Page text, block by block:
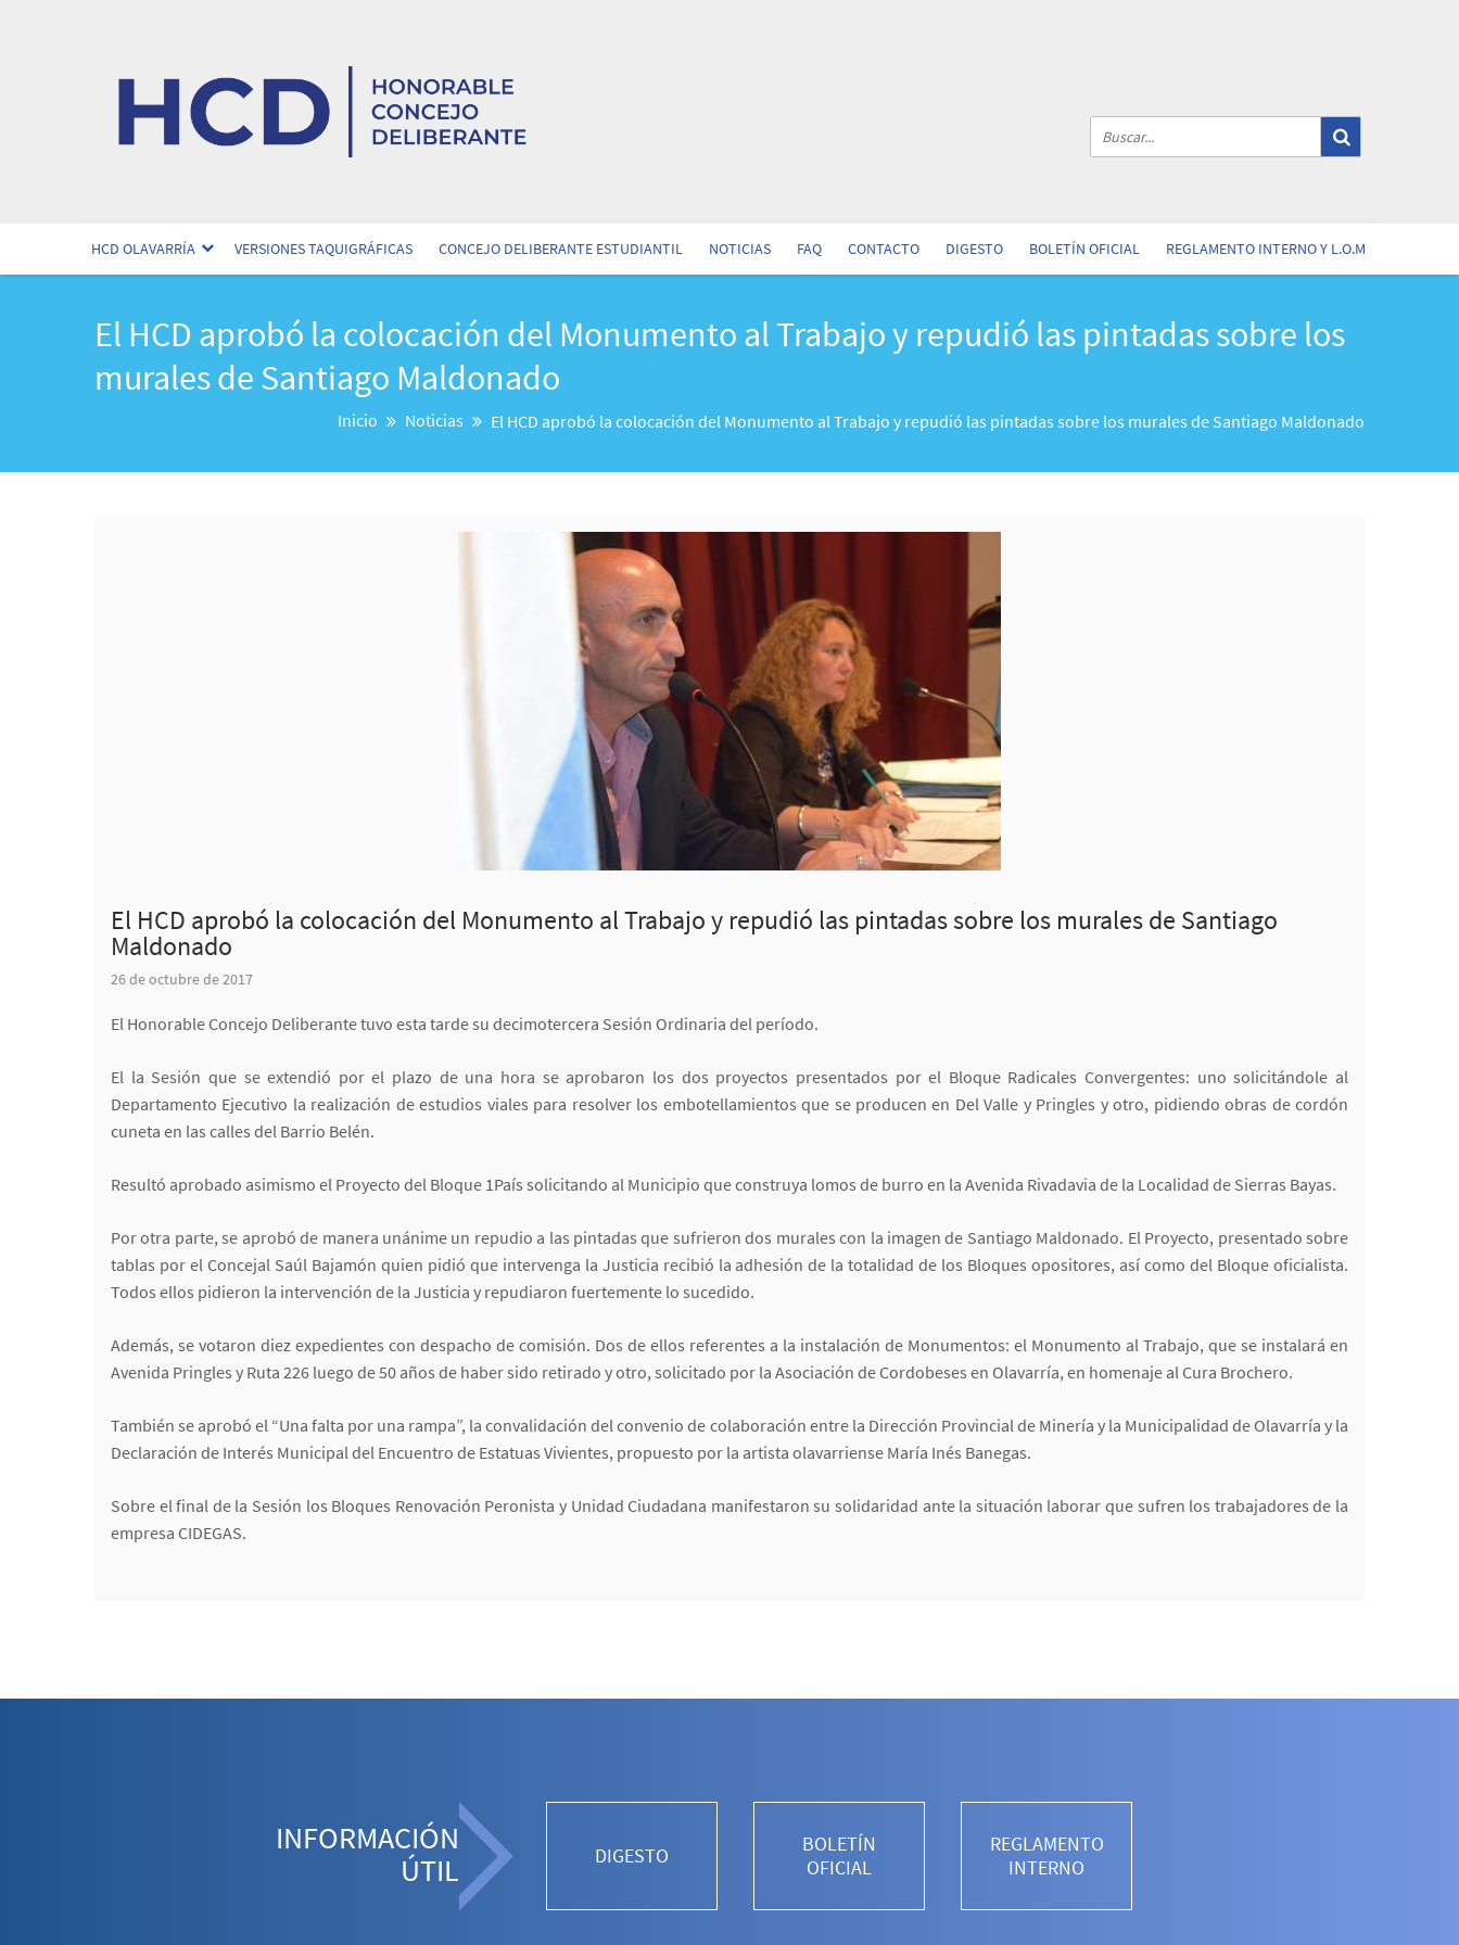
HCD OLAVARRÍA VERSIONES TAQUIGRÁFICAS CONCEJO DELIBERANTE ESTUDIANTIL NOTICIAS FAQ CONTACTO DIGESTO BOLETÍN OFICIAL REGLAMENTO INTERNO Y L.O.M
El HCD aprobó la colocación del Monumento al Trabajo y repudió las pintadas sobre los
murales de Santiago Maldonado
Inicio Noticias El HCD aprobó la colocación del Monumento al Trabajo y repudió las pintadas sobre los murales de Santiago Maldonado
El HCD aprobó la colocación del Monumento al Trabajo y repudió las pintadas sobre los murales de Santiago
Maldonado
26 de octubre de 2017
El Honorable Concejo Deliberante tuvo esta tarde su decimotercera Sesión Ordinaria del período.
El la Sesión que se extendió por el plazo de una hora se aprobaron los dos proyectos presentados por el Bloque Radicales Convergentes: uno solicitándole al
Departamento Ejecutivo la realización de estudios viales para resolver los embotellamientos que se producen en Del Valle y Pringles y otro, pidiendo obras de cordón
cuneta en las calles del Barrio Belén.
Resultó aprobado asimismo el Proyecto del Bloque 1País solicitando al Municipio que construya lomos de burro en la Avenida Rivadavia de la Localidad de Sierras Bayas.
Por otra parte, se aprobó de manera unánime un repudio a las pintadas que sufrieron dos murales con la imagen de Santiago Maldonado. El Proyecto, presentado sobre
tablas por el Concejal Saúl Bajamón quien pidió que intervenga la Justicia recibió la adhesión de la totalidad de los Bloques opositores, así como del Bloque oficialista.
Todos ellos pidieron la intervención de la Justicia y repudiaron fuertemente lo sucedido.
Además, se votaron diez expedientes con despacho de comisión. Dos de ellos referentes a la instalación de Monumentos: el Monumento al Trabajo, que se instalará en
Avenida Pringles y Ruta 226 luego de 50 años de haber sido retirado y otro, solicitado por la Asociación de Cordobeses en Olavarría, en homenaje al Cura Brochero.
También se aprobó el “Una falta por una rampa”, la convalidación del convenio de colaboración entre la Dirección Provincial de Minería y la Municipalidad de Olavarría y la
Declaración de Interés Municipal del Encuentro de Estatuas Vivientes, propuesto por la artista olavarriense María Inés Banegas.
Sobre el final de la Sesión los Bloques Renovación Peronista y Unidad Ciudadana manifestaron su solidaridad ante la situación laborar que sufren los trabajadores de la
empresa CIDEGAS.
INFORMACIÓN
ÚTIL
DIGESTO
BOLETÍN
OFICIAL
REGLAMENTO
INTERNO